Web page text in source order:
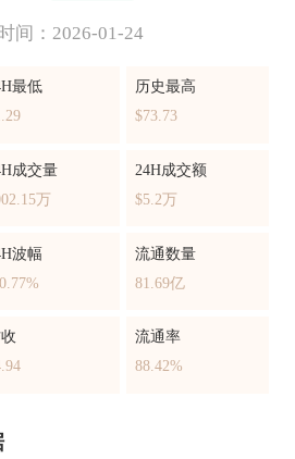
间：2026-01-24
最低
历史最高
$73.73
成交量
万
24H成交额
$5.2万
波幅
流通数量
81.69亿
流通率
88.42%